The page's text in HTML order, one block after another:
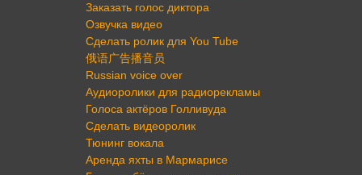
Заказать голос диктора
Озвучка видео
Сделать ролик для You Tube
俄语广告播音员
Russian voice over
Аудиоролики для радиорекламы
Голоса актёров Голливуда
Сделать видеоролик
Тюнинг вокала
Аренда яхты в Мармарисе